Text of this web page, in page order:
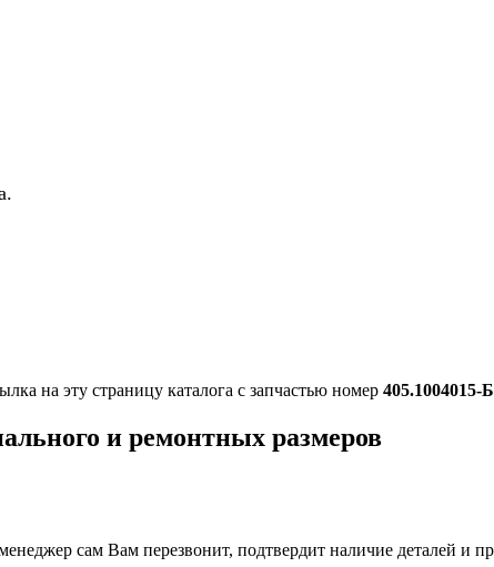
на эту страницу каталога с запчастью номер 405.1004015-
и ремонтных размеров
сам Вам перезвонит, подтвердит наличие деталей и